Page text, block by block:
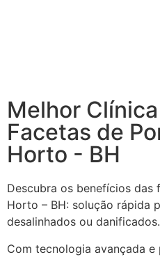
Melhor
Facetas de
Horto - BH
Descubra os benefícios das
Horto – BH: solução rápida
desalinhados ou danificados.
Com tecnologia avançada e